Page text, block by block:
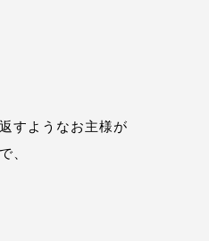
すようなお主様が
、